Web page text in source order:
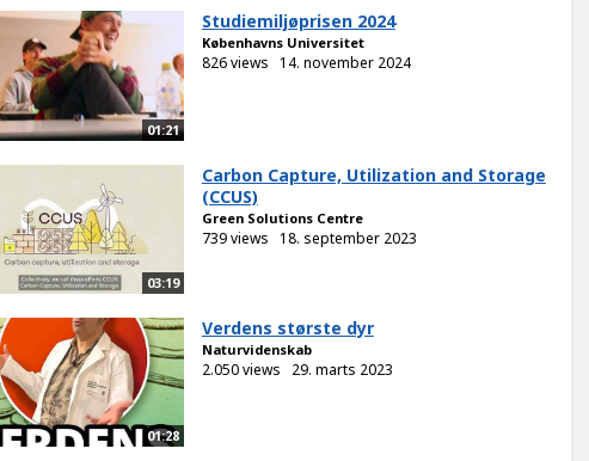
01:21
Studiemiljøprisen 2024
Københavns Universitet
826 views 14. november 2024
03:19
Carbon Capture, Utilization and Storage
(CCUS)
Green Solutions Centre
739 views 18. september 2023
01:28
Verdens største dyr
Naturvidenskab
2.050 views 29. marts 2023